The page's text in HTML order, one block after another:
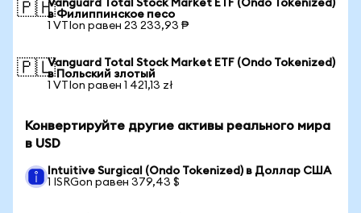
🇵🇭Vanguard Total Stock Market ETF (Ondo Tokenized)
в Филиппинское песо
1 VTIon равен 23 233,93 ₱
🇵🇱Vanguard Total Stock Market ETF (Ondo Tokenized)
в Польский злотый
1 VTIon равен 1 421,13 zł
Конвертируйте другие активы реального мира
в USD
Intuitive Surgical (Ondo Tokenized) в Доллар США
1 ISRGon равен 379,43 $